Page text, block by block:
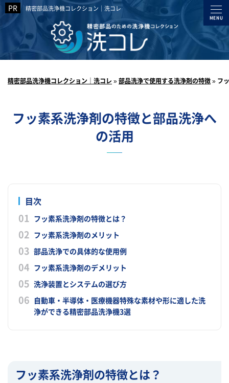
精密部品洗浄機コレクション｜洗コレ
精密部品洗浄機コレクション｜洗コレ »部品洗浄で使用する洗浄剤の特徴» フ
フッ素系洗浄剤の特徴と部品洗浄へ
の活用
目次
フッ素系洗浄剤の特徴とは？
フッ素系洗浄剤のメリット
部品洗浄での具体的な使用例
フッ素系洗浄剤のデメリット
洗浄装置とシステムの選び方
自動車・半導体・医療機器特殊な素材や形に適した洗
浄ができる精密部品洗浄機3選
フッ素系洗浄剤の特徴とは？